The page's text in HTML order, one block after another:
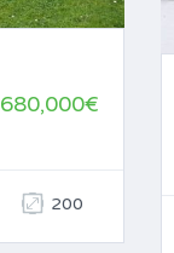
680,000€
200